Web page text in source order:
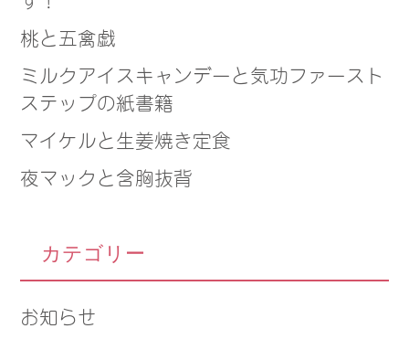
桃と五禽戯
ミルクアイスキャンデーと気功ファースト
ステップの紙書籍
マイケルと生姜焼き定食
夜マックと含胸抜背
カテゴリー
お知らせ